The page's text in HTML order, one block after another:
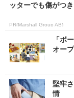
ッターでも傷がつ
PR(Marshall Group AB)
「ボ
オー
堅牢
情